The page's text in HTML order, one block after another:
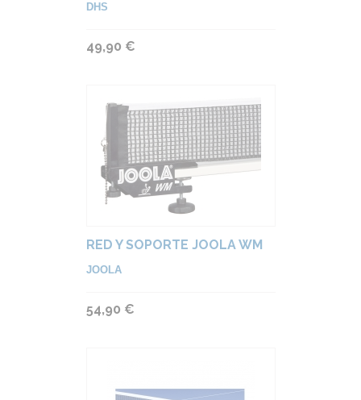
DHS
49,90 €
RED Y SOPORTE JOOLA WM
JOOLA
54,90 €